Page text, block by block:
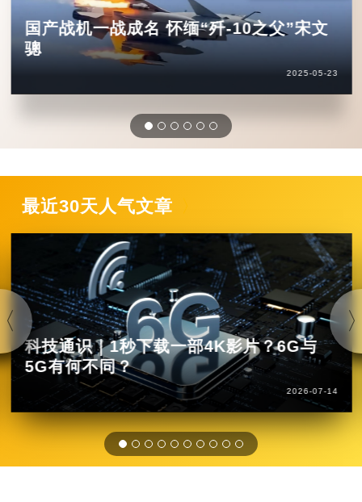
国产战机一战成名 怀缅“歼-10之父”宋文
骢
2025-05-23
最近30天人气文章
科技通识｜1秒下载一部4K影片？6G与
5G有何不同？
2026-07-14